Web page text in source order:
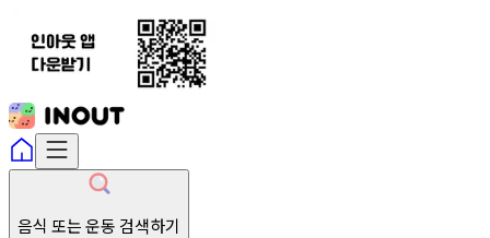
음식 또는 운동 검색하기